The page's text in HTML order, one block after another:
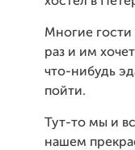
Многие гости
раз и им
что-нибудь
пойти.
Тут-то мы и
нашем